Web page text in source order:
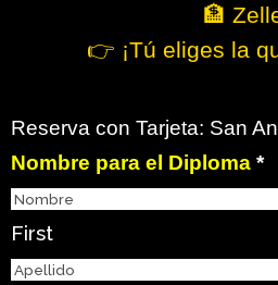
🏦
👉 ¡Tú eliges la
Reserva con Tarjeta: San
Nombre para el Diploma *
First